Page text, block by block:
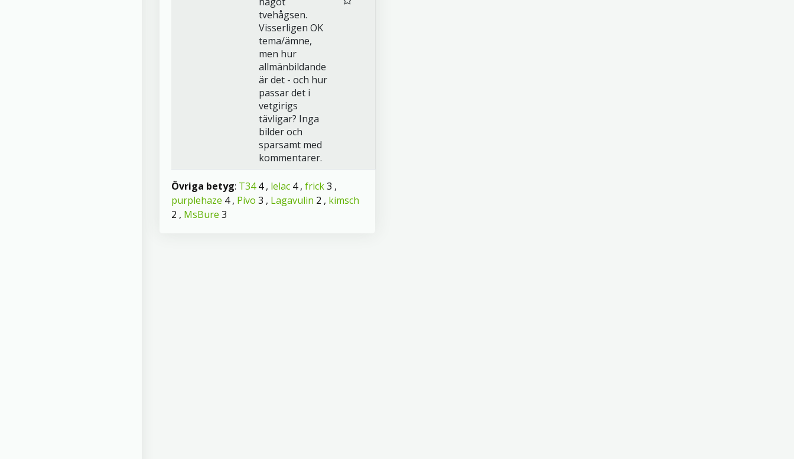
tvehågsen.
Visserligen OK
tema/ämne,
men hur
allmänbildande
är det - och hur
passar det i
vetgirigs
tävligar? Inga
bilder och
sparsamt med
kommentarer.
Övriga betyg: T344 , lelac 4 , frick3 ,
purplehaze 4 , Pivo 3 , Lagavulin 2 , kimsch
2 , MsBure 3